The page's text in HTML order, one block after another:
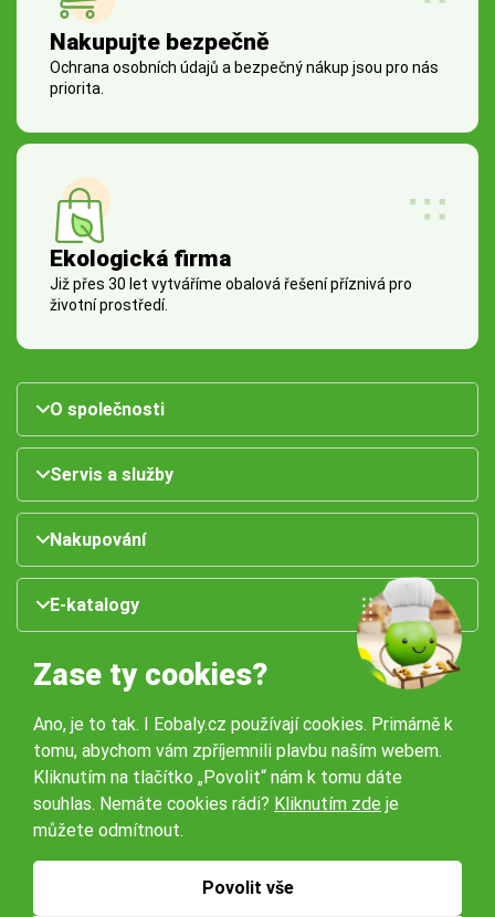
Nakupujte bezpečně
Ochrana osobních údajů a bezpečný nákup jsou pro nás
priorita.
Ekologická firma
Již přes 30 let vytváříme obalová řešení příznivá pro
životní prostředí.
O společnosti
Servis a služby
Nakupování
E-katalogy
Naše pobočky:
Obchodní podmínky
Zase ty cookies?
Ano, je to tak. I Eobaly.cz používají cookies. Primárně k
tomu, abychom vám zpříjemnili plavbu naším webem.
Kliknutím na tlačítko „Povolit“ nám k tomu dáte
souhlas. Nemáte cookies rádi? Kliknutím zde je
můžete odmítnout.
Povolit vše